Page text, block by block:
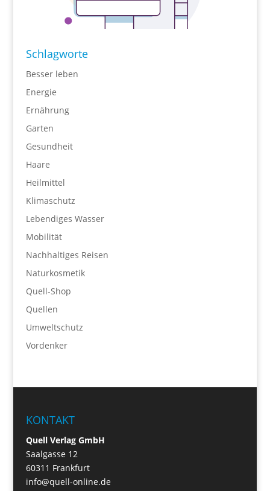
Schlagworte
Besser leben
Energie
Ernährung
Garten
Gesundheit
Haare
Heilmittel
Klimaschutz
Lebendiges Wasser
Mobilität
Nachhaltiges Reisen
Naturkosmetik
Quell-Shop
Quellen
Umweltschutz
Vordenker
KONTAKT
Quell Verlag GmbH
Saalgasse 12
60311 Frankfurt
info@quell-online.de